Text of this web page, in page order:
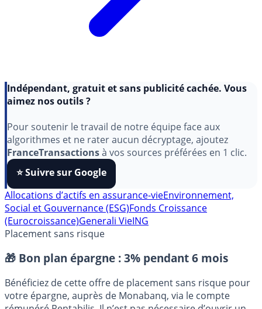
aimez nos outils ?
Pour soutenir le travail de notre équipe face aux
algorithmes et ne rater aucun décryptage, ajoutez
FranceTransactionsà vos sources préférées en 1 clic.
⭐️ Suivre sur Google
Allocations d’actifs en assurance-vie
Social et Gouvernance (ESG)
Generali Vie
Placement sans risque
🎁 Bon plan épargne : 3% pendant 6 mois
Bénéficiez de cette offre de placement sans risque pour